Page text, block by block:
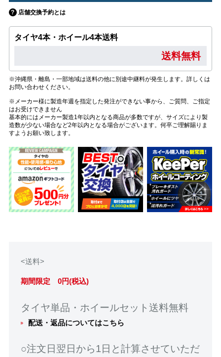
店舗交換予約とは
タイヤ4本・ホイール4本送料
送料無料
※沖縄県・離島・一部地域は送料の他に別途中継料が発生します。詳しくは
お問い合わせください。
※メーカー様に製造年週を指定した発注ができない事から、ご質問、ご指定
はお受けできません
基本的にはメーカー製造1年以内となる商品が多数ですが、サイズにより製
造数が少ない場合など2年以内となる場合がございます。何卒ご理解賜りま
すようお願い致します。
<送料>
期間限定 0円(税込)
タイヤ単品・ホイールセット送料無料
配送・返品についてはこちら
○注文日翌日から1日と計算させていただ